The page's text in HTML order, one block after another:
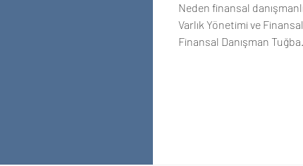
Neden finansal
Varlık Yönetimi ve
Finansal Danışman